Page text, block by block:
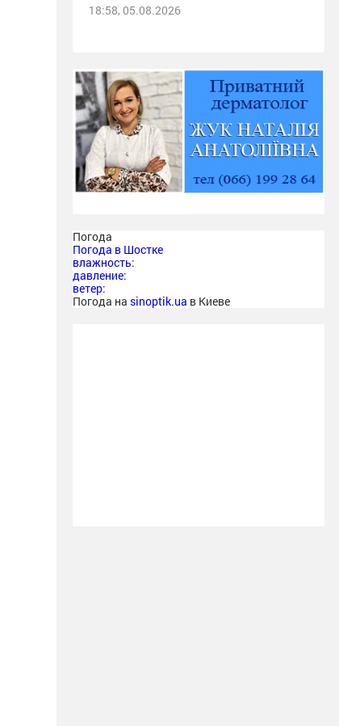
18:58, 05.08.2026
Погода
Погода в Шостке
влажность:
давление:
ветер:
Погода на sinoptik.ua в Киеве